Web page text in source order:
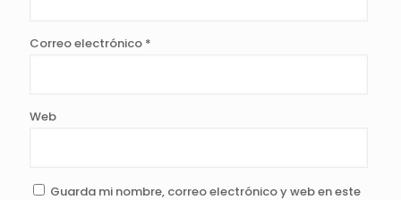
Correo electrónico *
Web
Guarda mi nombre, correo electrónico y web en este